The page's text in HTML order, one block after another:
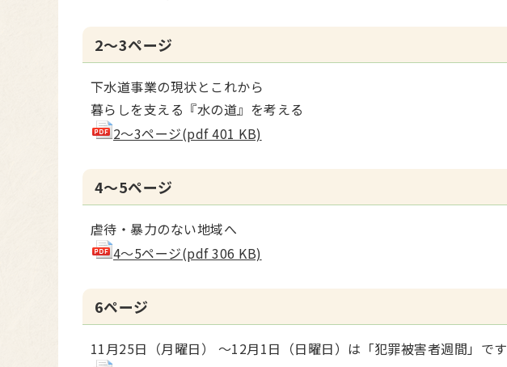
2～3ページ
下水道事業の現状とこれから
暮らしを支える『水の道』を考える
2～3ページ(pdf 401 KB)
4～5ページ
虐待・暴力のない地域へ
4～5ページ(pdf 306 KB)
6ページ
11月25日（月曜日） ～12月1日（日曜日）は「犯罪被害者週間」です